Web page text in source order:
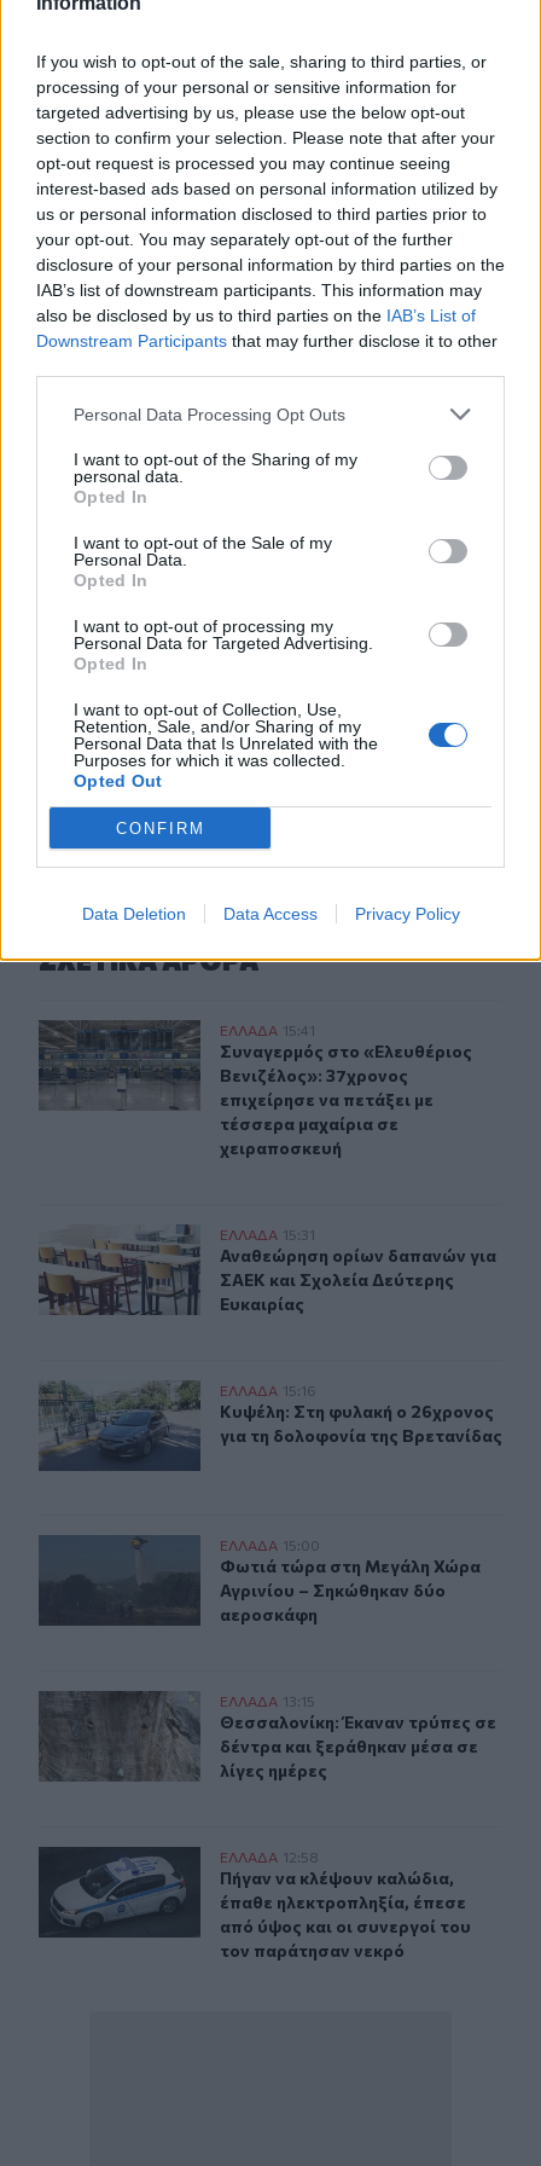
If you wish to opt-out of the sale, sharing to third parties, or
processing of your personal or sensitive information for
targeted advertising by us, please use the below opt-out
section to confirm your selection. Please note that after your
opt-out request is processed you may continue seeing
interest-based ads based on personal information utilized by
us or personal information disclosed to third parties prior to
your opt-out. You may separately opt-out of the further
disclosure of your personal information by third parties on the
IAB’s list of downstream participants. This information may
also be disclosed by us to third parties on the IAB’s List of
Downstream Participants that may further disclose it to other
Personal Data Processing Opt Outs
I want to opt-out of the Sharing of my
personal data.
Opted In
I want to opt-out of the Sale of my
Personal Data.
Opted In
I want to opt-out of processing my
Personal Data for Targeted Advertising.
Opted In
I want to opt-out of Collection, Use,
Retention, Sale, and/or Sharing of my
Personal Data that Is Unrelated with the
Purposes for which it was collected.
Opted Out
CONFIRM
Data Deletion Data Access Privacy Policy
14:37
Αποφεύγοντας 3 παράγοντες κινδύνου κερδίζουμε 13
επιπλέον χρόνια χωρίς άνοια
14:32
Νέο ιστορικό ρεκόρ για την AEGEAN τον Ιούλιο με 2
εκατομμύρια επιβάτες
14:29
Άνοιξε η πλατφόρμα για ενισχύσεις de minimis ύψους
24,6 εκατ. ευρώ σε παραγωγούς
έως 50%
Γερμανία: Συνελήφθη Ουκρανός που κατηγορείται για
Σχεδόν 16.000 ξένοι στρατιώτες πολεμούν στην
Ουκρανία
αξίζουν
ΣΧΕΤΙΚA AΡΘΡΑ
Συναγερμός στο «Ελευθέριος Βενιζέλος»: 37χρονος
ΕΛΛAΔΑ 15:41
Συναγερμός στο «Ελευθέριος
Συναγερμός στο «Ελευθέριος
Βενιζέλος»: 37χρονος
επιχείρησε να πετάξει με
τέσσερα μαχαίρια σε
χειραποσκευή
Αναθεώρηση ορίων δαπανών για ΣΑΕΚ και Σχολεία
ΕΛΛAΔΑ 15:31
Αναθεώρηση ορίων δαπανών για
Αναθεώρηση ορίων δαπανών για
ΣΑΕΚ και Σχολεία Δεύτερης
Ευκαιρίας
Κυψέλη: Στη φυλακή ο 26χρονος για τη δολοφονία της
ΕΛΛAΔΑ 15:16
Κυψέλη: Στη φυλακή ο 26χρονος
Κυψέλη: Στη φυλακή ο 26χρονος
για τη δολοφονία της Βρετανίδας
Φωτιά τώρα στη Μεγάλη Χώρα Αγρινίου – Σηκώθηκαν
ΕΛΛAΔΑ 15:00
Φωτιά τώρα στη Μεγάλη Χώρα
Φωτιά τώρα στη Μεγάλη Χώρα
Αγρινίου – Σηκώθηκαν δύο
αεροσκάφη
Θεσσαλονίκη: Έκαναν τρύπες σε δέντρα και ξεράθηκαν
ΕΛΛAΔΑ 13:15
Θεσσαλονίκη: Έκαναν τρύπες σε
Θεσσαλονίκη: Έκαναν τρύπες σε
δέντρα και ξεράθηκαν μέσα σε
λίγες ημέρες
Πήγαν να κλέψουν καλώδια, έπαθε ηλεκτροπληξία,
ΕΛΛAΔΑ 12:58
Πήγαν να κλέψουν καλώδια, έπαθε
Πήγαν να κλέψουν καλώδια,
έπαθε ηλεκτροπληξία, έπεσε
από ύψος και οι συνεργοί του
τον παράτησαν νεκρό